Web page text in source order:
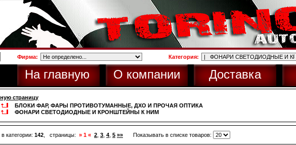
Фирма: Категория:
На главную О компании Доставка
страницу
БЛОКИ ФАР, ФАРЫ ПРОТИВОТУМАННЫЕ, ДХО И ПРОЧАЯ ОПТИКА
ФОНАРИ СВЕТОДИОДНЫЕ И КРОНШТЕЙНЫ К НИМ
категории: 142 , страницы: » 1 « 2 3 4 5 »» Показывать в списке товаров: